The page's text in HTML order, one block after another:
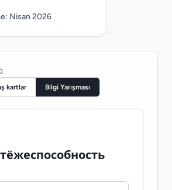
Nisan 2026
kartlar Bilgi Yarışması